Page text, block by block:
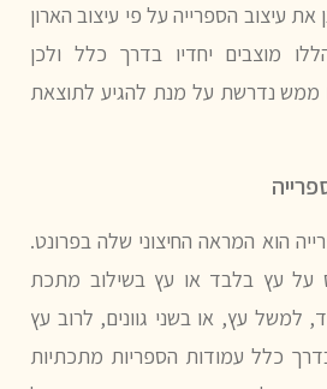
עיצוב הספרייה על פי עיצוב הארון
מוצבים יחדיו בדרך כלל ולכן
ממש נדרשת על מנת להגיע לתוצאת
הוא המראה החיצוני שלה בפרונט.
על עץ בלבד או עץ בשילוב מתכת
למשל עץ, או בשני גוונים, לרוב עץ
כלל עמודות הספריות מתכתיות